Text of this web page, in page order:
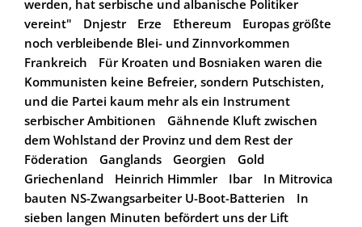
werden, hat serbische und albanische Politiker
vereint"
Dnjestr Erze Ethereum
Europas größte
noch verbleibende Blei- und Zinnvorkommen
Frankreich
Für Kroaten und Bosniaken waren die
Kommunisten keine Befreier, sondern Putschisten,
und die Partei kaum mehr als ein Instrument
serbischer Ambitionen
Gähnende Kluft zwischen
dem Wohlstand der Provinz und dem Rest der
Föderation
Ganglands Georgien
Gold
Griechenland
Heinrich Himmler Ibar
In Mitrovica
bauten NS-Zwangsarbeiter U-Boot-Batterien
In
sieben langen Minuten befördert uns der Lift